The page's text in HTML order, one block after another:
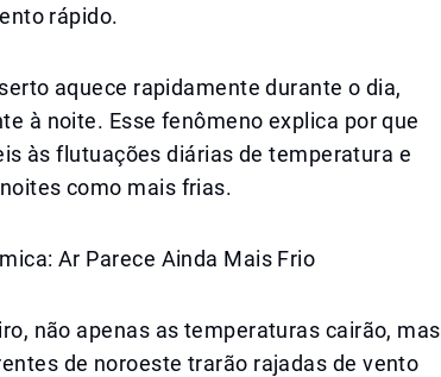
rápido.
aquece rapidamente durante o dia,
à noite. Esse fenômeno explica por que
às flutuações diárias de temperatura e
como mais frias.
Ar Parece Ainda Mais Frio
não apenas as temperaturas cairão, mas
de noroeste trarão rajadas de vento